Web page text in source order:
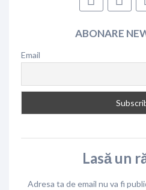
ABONARE
Email
Lasă un
Adresa ta de email nu va fi